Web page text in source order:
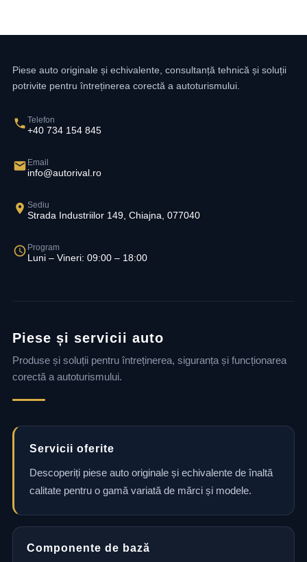
Piese auto originale și echivalente, consultanță tehnică și soluții
potrivite pentru întreținerea corectă a autoturismului.
Telefon
+40 734 154 845
Email
info@autorival.ro
Sediu
Strada Industriilor 149, Chiajna, 077040
Program
Luni – Vineri: 09:00 – 18:00
Piese și servicii auto
Produse și soluții pentru întreținerea, siguranța și funcționarea
corectă a autoturismului.
Servicii oferite
Descoperiți piese auto originale și echivalente de înaltă
calitate pentru o gamă variată de mărci și modele.
Componente de bază